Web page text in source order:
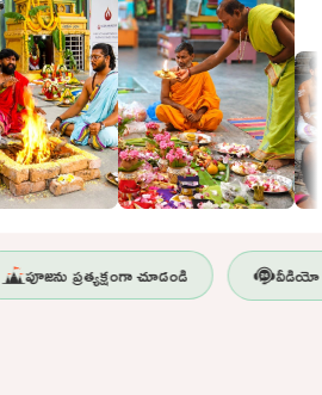
పూజను ప్రత్యక్షంగా చూడండి వీడియో 48